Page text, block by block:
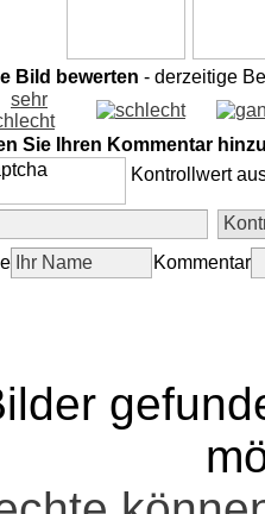
Bild bewerten - derzeitige
Sie Ihren Kommentar
Kontrollwert
Kommentar